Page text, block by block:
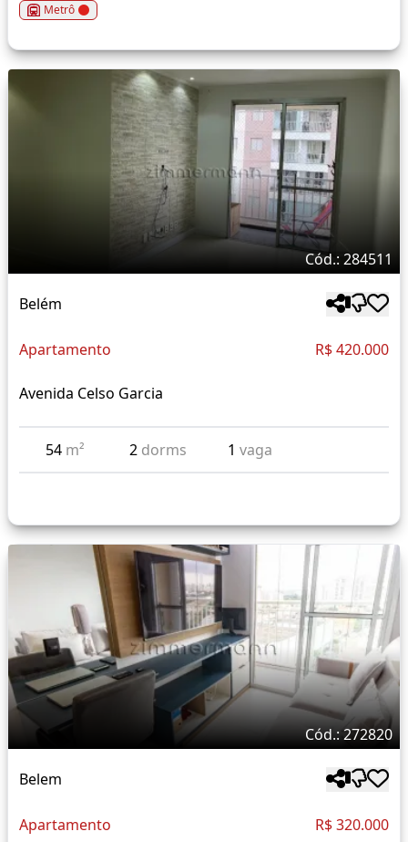
Metrô
Cód.: 284511
Belém
Apartamento R$ 420.000
Avenida Celso Garcia
54 m² 2 dorms 1vaga
Cód.: 272820
Belem
Apartamento R$ 320.000